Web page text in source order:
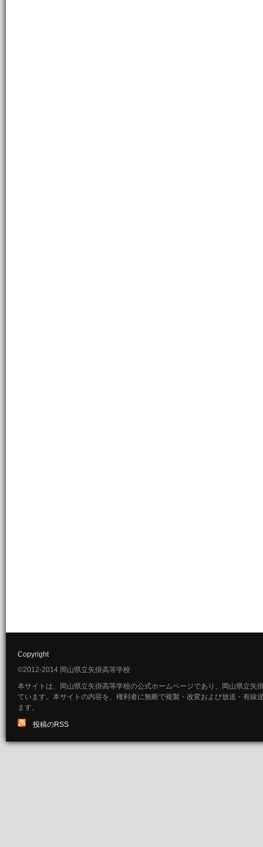
Copyright
©2012-2014 岡山県立矢掛高等学校
本サイトは、岡山県立矢掛高等学校の公式ホームページであり、岡山県立矢
ています。本サイトの内容を、権利者に無断で複製・改変および放送・有線
ます。
投稿のRSS